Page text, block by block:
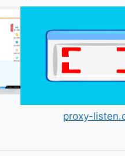
proxy-